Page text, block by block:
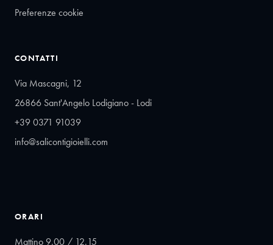
Preferenze cookie
CONTATTI
Via Mascagni, 12
26866 Sant'Angelo Lodigiano - Lodi
+39 0371 91039
info@salicontigioielli.com
ORARI
Mattino 9.00 / 12.15